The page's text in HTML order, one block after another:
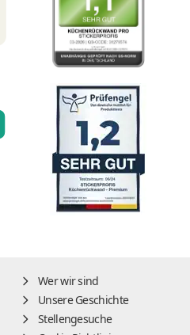
Wer wir sind
Unsere Geschichte
Stellengesuche